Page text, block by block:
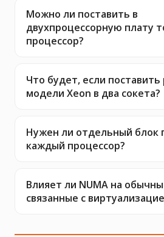
Можно ли поставить в
двухпроцессорную плату
процессор?
Что будет, если поставить
модели Xeon в два сокета?
Нужен ли отдельный блок
каждый процессор?
Влияет ли NUMA на
связанные с